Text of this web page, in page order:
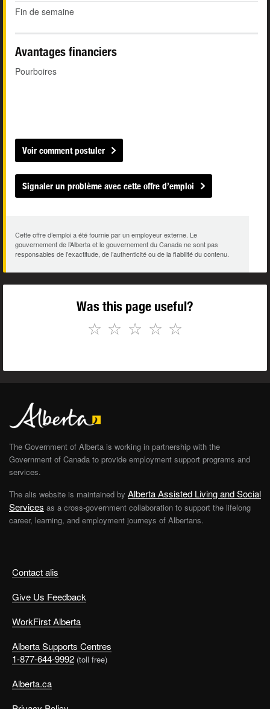
Fin de semaine
Avantages financiers
Pourboires
Voir comment postuler
Signaler un problème avec cette offre d’emploi
Cette offre d’emploi a été fournie par un employeur externe. Le
gouvernement de l’Alberta et le gouvernement du Canada ne sont pas
responsables de l’exactitude, de l’authenticité ou de la fiabilité du contenu.
Was this page useful?
☆
☆
☆
☆
☆
Contact alis
Give Us Feedback
WorkFirst Alberta
Alberta Supports Centres
1-877-644-9992 (toll free)
Alberta.ca
The Government of Alberta is working in partnership with the
Government of Canada to provide employment support programs and
services.
The alis website is maintained by Alberta Assisted Living and Social
Services as a cross-government collaboration to support the lifelong
career, learning, and employment journeys of Albertans.